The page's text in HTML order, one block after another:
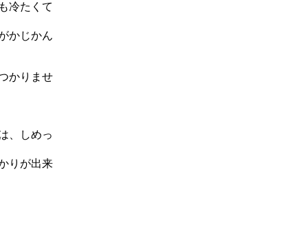
冷たくて
かじかん
かりませ
、しめっ
りが出来